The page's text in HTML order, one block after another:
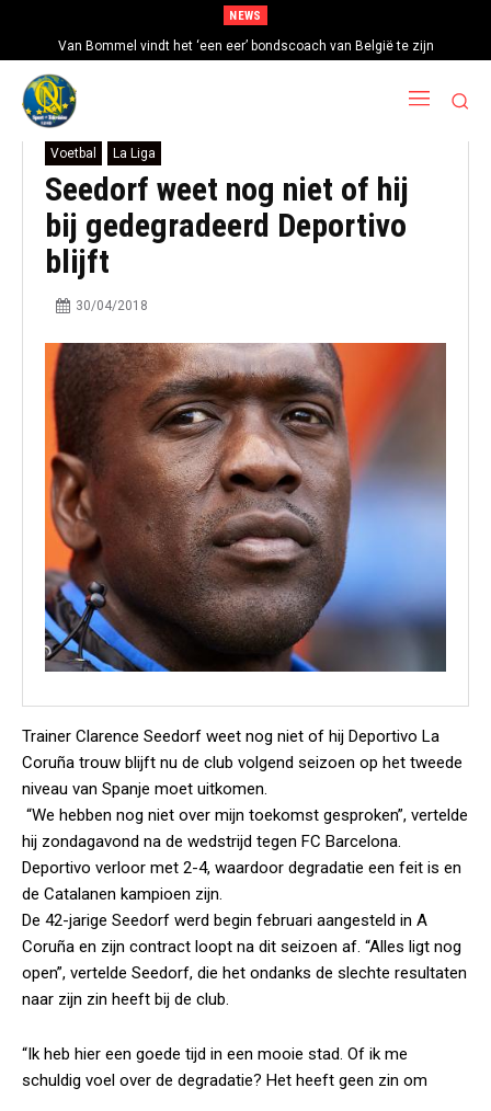
NEWS
Van Bommel vindt het ‘een eer’ bondscoach van België te zijn
Voetbal La Liga
Seedorf weet nog niet of hij
bij gedegradeerd Deportivo
blijft
30/04/2018
Trainer Clarence Seedorf weet nog niet of hij Deportivo La
Coruña trouw blijft nu de club volgend seizoen op het tweede
niveau van Spanje moet uitkomen.
“We hebben nog niet over mijn toekomst gesproken”, vertelde
hij zondagavond na de wedstrijd tegen FC Barcelona.
Deportivo verloor met 2-4, waardoor degradatie een feit is en
de Catalanen kampioen zijn.
De 42-jarige Seedorf werd begin februari aangesteld in A
Coruña en zijn contract loopt na dit seizoen af. “Alles ligt nog
open”, vertelde Seedorf, die het ondanks de slechte resultaten
naar zijn zin heeft bij de club.
“Ik heb hier een goede tijd in een mooie stad. Of ik me
schuldig voel over de degradatie? Het heeft geen zin om